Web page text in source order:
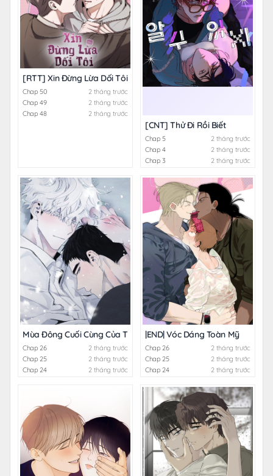
[RTT] Xin Đừng Lừa Dối Tôi
Chap 50
2 tháng trước
Chap 49
2 tháng trước
Chap 48
2 tháng trước
[CNT] Thử Đi Rồi Biết
Chap 5
2 tháng trước
Chap 4
2 tháng trước
Chap 3
2 tháng trước
Mùa Đông Cuối Cùng Của Tôi
Chap 26
2 tháng trước
Chap 25
2 tháng trước
Chap 24
2 tháng trước
|END| Vóc Dáng Toàn Mỹ
Chap 26
2 tháng trước
Chap 25
2 tháng trước
Chap 24
2 tháng trước